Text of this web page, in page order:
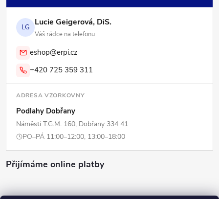
LG Lucie Geigerová, DiS.
Váš rádce na telefonu
eshop@erpi.cz
+420 725 359 311
ADRESA VZORKOVNY
Podlahy Dobřany
Náměstí T.G.M. 160, Dobřany 334 41
PO–PÁ 11:00–12:00, 13:00–18:00
Přijímáme online platby